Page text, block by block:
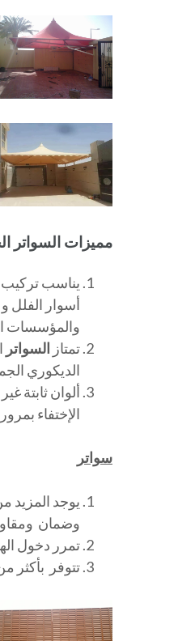
مميزات السواتر
يناسب
أسوار الفلل و
والمؤسسات
تمتاز السواتر
الديكوري
ألوان ثابتة
الإختفاء
سواتر
يوجد المزيد
وضمان
تمرر دخول
تتوفر بأكثر من 45 لون